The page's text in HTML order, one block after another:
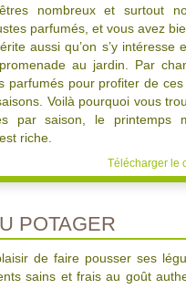
nombreux et surtout
parfumés, et vous avez
aussi qu’on s’y intéresse
au jardin. Par
parfumés pour profiter de
Voilà pourquoi vous
par saison, le printemps
riche.
Télécharger le
POTAGER
de faire pousser ses
sains et frais au goût